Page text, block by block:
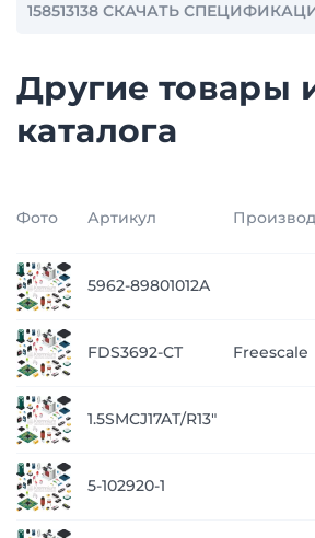
158513138 СКАЧАТЬ
Другие товары
каталога
Фото Артикул
5962-89801012A
FDS3692-CT Freescale
1.5SMCJ17AT/R13"
5-102920-1